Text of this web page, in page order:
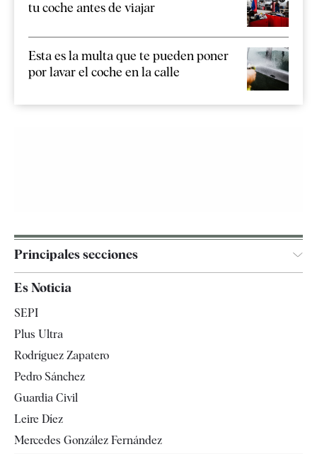
tu coche antes de viajar
Esta es la multa que te pueden poner
por lavar el coche en la calle
Principales secciones
España
Televisión
Es Noticia
SEPI
Plus Ultra
Rodríguez Zapatero
Pedro Sánchez
Guardia Civil
Leire Díez
Mercedes González Fernández